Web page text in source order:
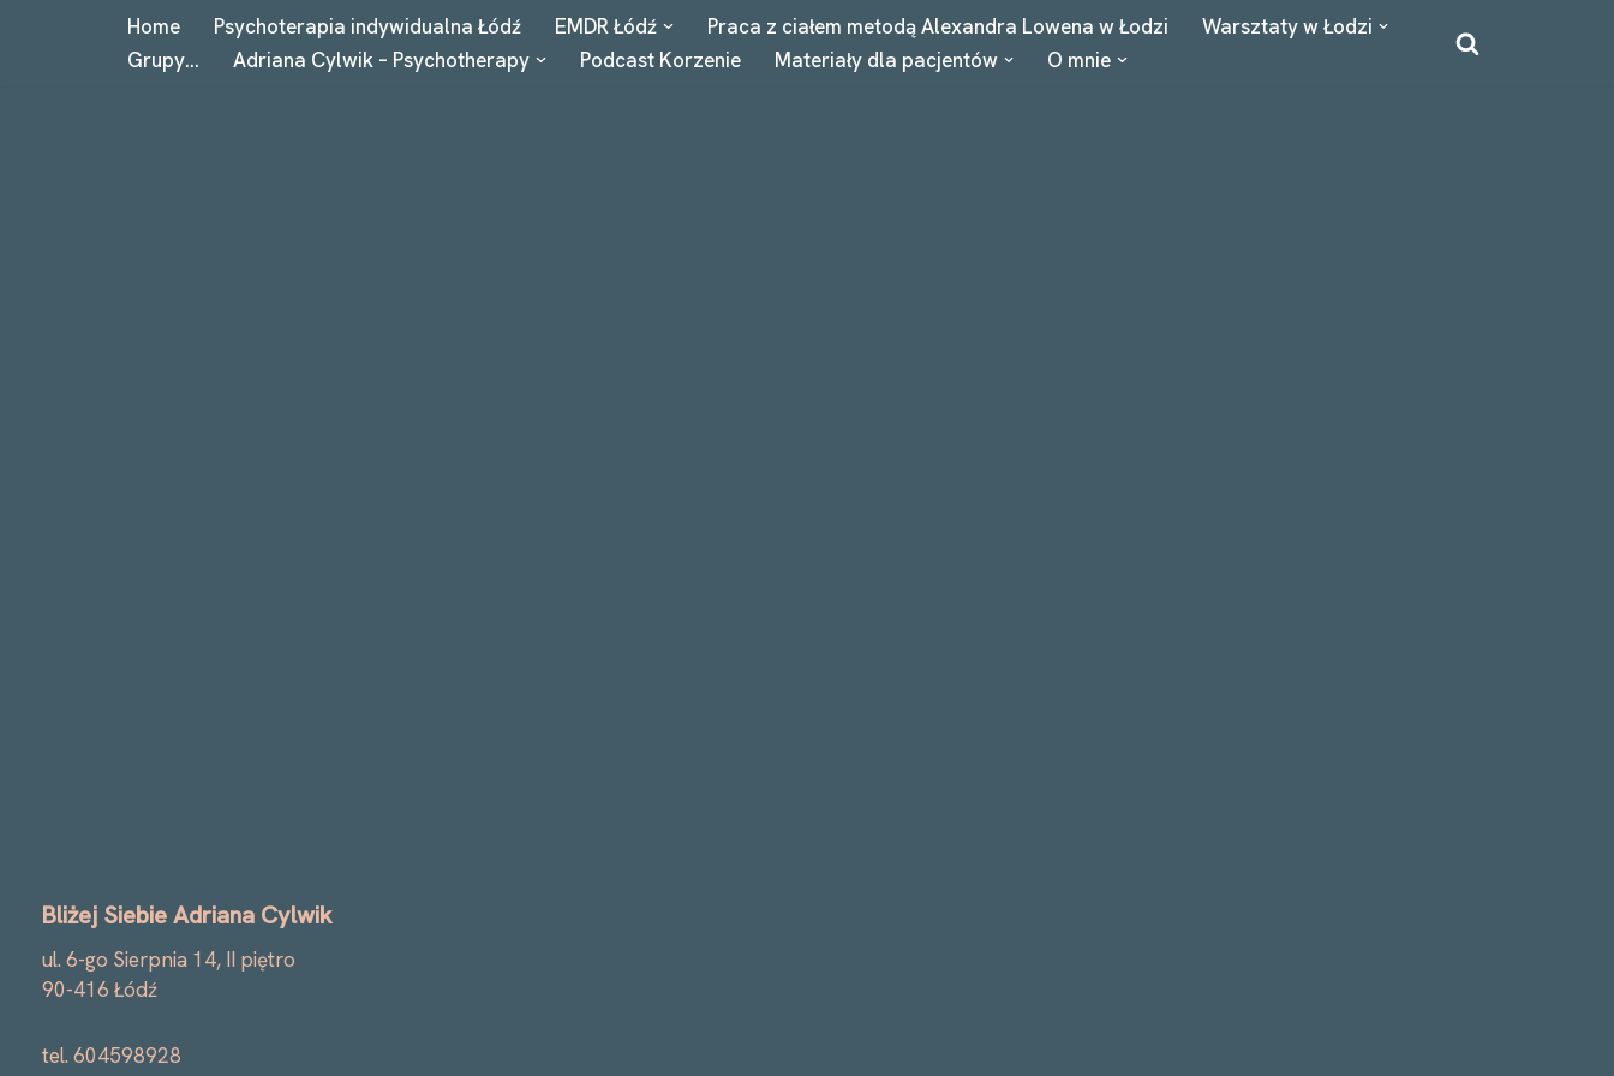
Home Psychoterapia indywidualna Łódź EMDR Łódź Praca z ciałem metodą Alexandra Lowena w Łodzi
Warsztaty w Łodzi
Grupy…
Adriana Cylwik – Psychotherapy Podcast Korzenie Materiały dla pacjentów O mnie
Bliżej Siebie Adriana Cylwik
ul. 6-go Sierpnia 14, II piętro
90-416 Łódź
tel. 604598928